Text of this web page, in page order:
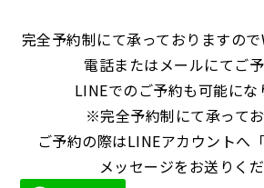
完全予約制にて承っておりますの
電話またはメールにてご
LINEでのご予約も可能にな
※完全予約制にて承ってお
ご予約の際はLINEアカウントへ
メッセージをお送りくだ